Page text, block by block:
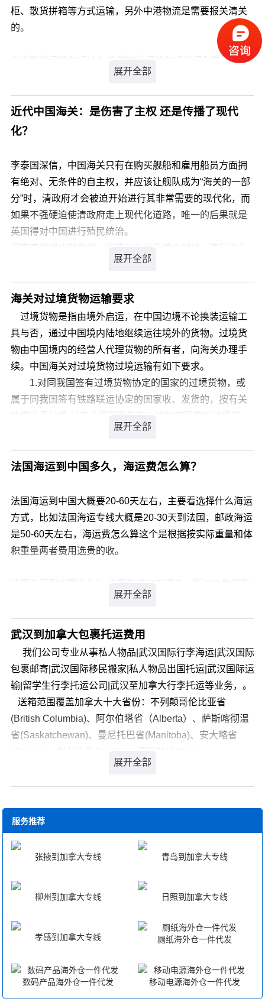
船，是个不错的选择。
加拿大专线几天到？ 加拿大空运专线物流：空运7-10个工
加拿大商业海运大约需要35天左右到加拿大，邮政海运大
提供的为准。
柜、散货拼箱等方式运输，另外中港物流是需要报关清关
的。
中港物流运输包括什么 中港物流运输包括海运和陆运两
种，都需要报关清关，中港物流公司都会提供整车、拼
车、整柜、散货拼箱等方式运输，主要服务内容有上门提
货、中转、报关清关、卸货、派送到门等服务。
目前中港物流运输收费标准是按照中港吨车和货柜去目的
3T/5T/10T/12T吨车按香港送货地址计费，20尺和40尺柜
拖一次2600港币起，杂费实报实销。
中港物流香港派送上楼，有些地方没有电梯或因货物尺寸
太大，不能进电梯只能走楼梯，会加收上楼费用，看货物
多少和楼层高低计费。
近代中国海关：是伤害了主权 还是传播了现代
化？
李泰国深信，中国海关只有在购买舰船和雇用船员方面拥
有绝对、无条件的自主权，并应该让舰队成为“海关的一部
分”时，清政府才会被迫开始进行其非常需要的现代化，而
如果不强硬迫使清政府走上现代化道路，唯一的后果就是
英国得对中国进行殖民统治。
然不愿顺应英国人。在反复协商未果后，恭亲王奕 呈请上
谕，李泰国被革职，而反对武力干预的赫德获得了总税务
司任命。赫德配合的态度和乐于效力于清政府的意愿，使
得恭亲王和军机大臣文祥把他称为“我们的赫德”。
赫德进驻北京以前，中国海关并没有完全建立起来。《南
京条约》签署之前，清政府已经发展了从前朝延续下来的
榷关系统，对海外贸易进行调节、控制和征税。《南京条
约》开放通商口岸后，小刀会（清朝的一个民间秘密组
织）于1853年占领了上海县城，赶跑了清朝官员。为避免
军火商、雇佣兵带来的混乱，1854年，时任英国驻上海领
的前提下指派外国人作为税务监督，帮助重建贸易秩序。
同意合作。就这样，英方上海副领事威妥玛（Thomas F.
Wade）、法方领事馆译员史亚实（Arthur J.Smith）、美
方领事馆贾流意（Lewis Carr）成为外籍关税管理委员会
成员。一年后，贸易关税及船钞显著增长，比起上一年几
后，奕訢对上海模式进行规范，并且推广到其他开放口
税务司及其他外国职员。
对于清政府来说，海关可以获得税收，可以让清政府掌握
军火贸易，还可以对外国事务实行更严密的控制，防止地
方官员致使清廷卷入与西方国家的冲突。而对英国来说，
海关可以帮助减轻英方责任，巩固英方与清政府合作，并
确保中国支付维护沿海安全的大笔费用。赫德成为总税务
司后，中国内乱导致的动荡局面、新贸易体制与航海技术
中生长，成为外国和中国商人之间的现代集权行政组织。
梳理了从1854年到1949年之间的中国海关历史，并把海关
历史放回中国近代史和近代全球化的历史当中。方德万笔
下的中国海关，在太平天国的乱世中开始，在第二次世界
大战和1949年新中国成立之后结束。最初，它的职责仅仅
能于一体，超越了单纯的税收机构。1895年后，它又深涉
国免遭瓜分。辛亥革命以后，海关延揽了关税的实际征
收，还负责起中国的内债事务。在20世纪30年代，海关执
海关本来是外国人设置的机构，但却逐渐变得“越来越像一
海关对过境货物运输要求
过境货物是指由境外启运，在中国边境不论换装运输工
具与否，通过中国境内陆地继续运往境外的货物。过境货
物由中国境内的经营人代理货物的所有者，向海关办理手
续。中国海关对过境货物过境运输有如下要求。
1.对同我国签有过境货物协定的国家的过境货物，或
属于同我国签有铁路联运协定的国家收、发货的，按有关
物，应当经国家运输主管部门批准并向入境地海关备案后
准予过境。
2.过境货物自进境起到出境止，属海关监管货物，应
拆、提取、交付、发运、调换、改装、抵押、转让，或者
更换标记。
3.装载过境货物的运输工具，应当具有海关认可的加
海关封志的完整，任何人不得擅自开启或损毁。
过境货物时，经营人或承运人应当到场。按照海关要求负
责搬移货物，开拆或重封货物的包装，并在海关查验记录
上签字。
5.过境货物自进境之日起超过3个月未向海关申报的,海
关按《中华人民共和国海关法》第二十一条有关规定处
理。
6.过境货物向海关申报后,应当自进境之日起6个月内运
输出境。在特殊情况下，经海关同意可以延期，但延长期
民共和国海关法行政处罚实施细则》第十一条(七)的规定处
理。
7.过境货物进境后因换装运输工具等原因需卸地储存
意的仓库或场所。
装运输工具，起卸货物或遇有其它意外情况时，经营人或
承运人应当立即报告所在地海关或附近海关，接受海关监
9.过境货物在境内发生灭失和短少时(除不可抗力的原
因外)，应当由经营人负责向出境地海关补办进口纳税手
法国海运到中国多久，海运费怎么算？
法国海运到中国大概要20-60天左右，主要看选择什么海运
方式，比如法国海运专线大概是20-30天到法国，邮政海运
是50-60天左右，海运费怎么算这个是根据按实际重量和体
积重量两者费用选贵的收。
目的港也影响海运时效，通常法国海运专线到中国是20-30
天左右，邮政海运大约需要50-60天左右，另外海运专线一
般是21KG起送，邮寄的东西不能太杂，走的是集装箱柜
子，邮政海运可以走1--30KG的包裹，时效非常慢。
海运费怎么算？ 法国海运费用和平时其他海运费用算法是
一样的，都是按实际重量和体积重量两者费用，选择费用
高的那一个收费。
体积计算=单位基本运费(MTQ)×总体积（CBM)
体积重=方数（CBM）×167/KG
海运物品按体积收费（1立方米起价），不足1立方米的按1
而海运专线则直接是体积，如果体积大于重(吨)，按体计
算，反之按重量计。
武汉到加拿大包裹托运费用
我们公司专业从事私人物品|武汉国际行李海运|武汉国际
包裹邮寄|武汉国际移民搬家|私人物品出国托运|武汉国际运
输|留学生行李托运公司|武汉至加拿大行李托运等业务，。
送箱范围覆盖加拿大十大省份：不列颠哥伦比亚省
(British Columbia)、阿尔伯塔省（Alberta）、萨斯喀彻温
省(Saskatchewan)、曼尼托巴省(Manitoba)、安大略省
Foundland)、新不伦瑞克省(Nouveau-Brunswick)、爱德华
王子岛省(Prince Edward Island)、新斯科舍省(Nova
(Toronto)、蒙特利尔（Montreal）、渥太华（Ottawa）、
卡尔加里（Calgary）、维多利亚(Victoria)、艾德蒙顿
(Edmonton)、温尼伯市(Winnipeg city) 加拿大位于北美
加州，东北与格陵兰（丹）隔戴维斯海峡遥遥相望，南接
美国本土，北靠北冰洋达北极圈。加拿大是世界武汉岸线
们专业国际行李托运为您提供经济、便捷的武汉至加拿大
服务推荐
张掖到加拿大专线 青岛到加拿大专线
柳州到加拿大专线 日照到加拿大专线
孝感到加拿大专线 厕纸海外仓一件代发
数码产品海外仓一件代发 移动电源海外仓一件代发